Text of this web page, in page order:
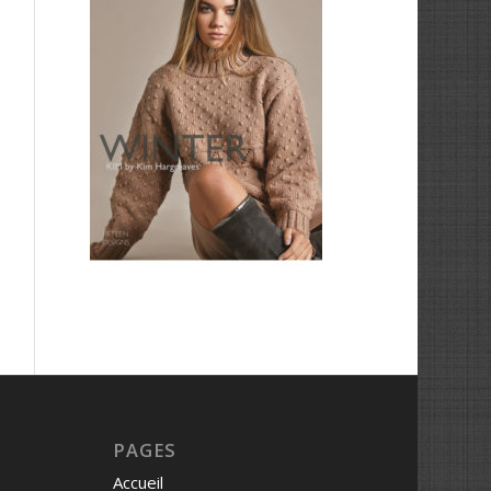
PAGES
Accueil